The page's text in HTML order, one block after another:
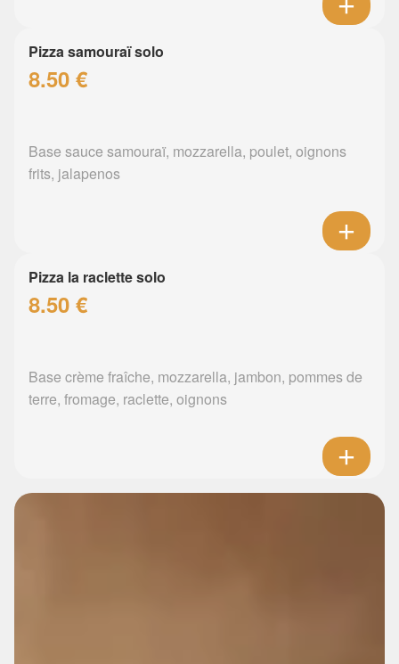
Pizza samouraï solo
8.50 €
Base sauce samouraï, mozzarella, poulet, oignons
frits, jalapenos
Pizza la raclette solo
8.50 €
Base crème fraîche, mozzarella, jambon, pommes de
terre, fromage, raclette, oignons